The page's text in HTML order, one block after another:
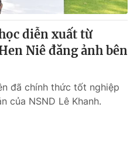
hình Việt Nam
điện tử số 483/GP-BTTTT
Mỹ Hạnh, Phạm Quốc Thắng,
diễn xuất từ
Niê đăng ảnh bên
đã chính thức tốt nghiệp
của NSND Lê Khanh.